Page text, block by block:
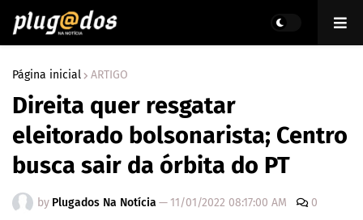
Página inicial ARTIGO
Direita quer resgatar
eleitorado bolsonarista; Centro
busca sair da órbita do PT
by Plugados Na Notícia — 11/01/2022 08:17:00 AM 0